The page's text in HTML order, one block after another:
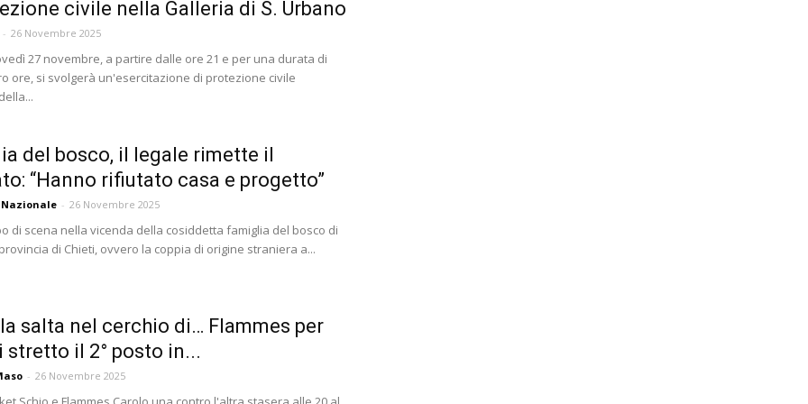
civile nella Galleria di S. Urbano
- 26 Novembre 2025
27 novembre, a partire dalle ore 21 e per una durata di
ore, si svolgerà un'esercitazione di protezione civile
del bosco, il legale rimette il
“Hanno rifiutato casa e progetto”
- 26 Novembre 2025
di scena nella vicenda della cosiddetta famiglia del bosco di
di Chieti, ovvero la coppia di origine straniera a...
salta nel cerchio di… Flammes per
stretto il 2° posto in...
- 26 Novembre 2025